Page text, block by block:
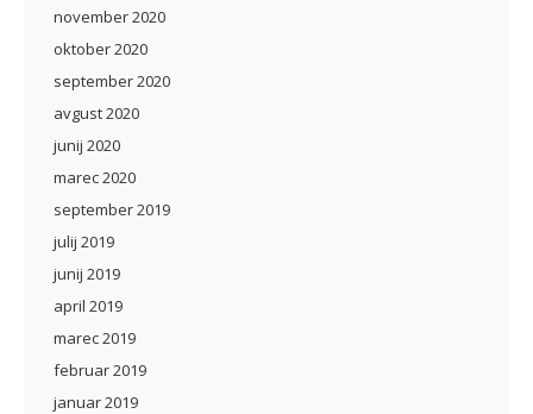
november 2020
oktober 2020
september 2020
avgust 2020
junij 2020
marec 2020
september 2019
julij 2019
junij 2019
april 2019
marec 2019
februar 2019
januar 2019